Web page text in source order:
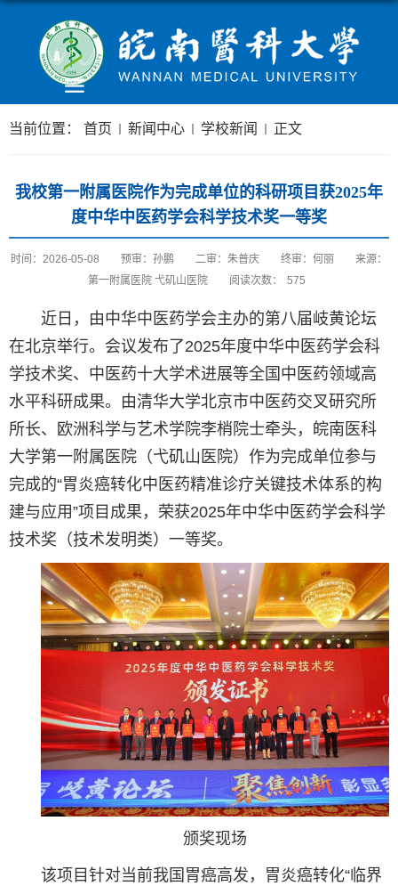
当前位置： 首页 新闻中心 学校新闻 正文
我校第一附属医院作为完成单位的科研项目获2025年
度中华中医药学会科学技术奖一等奖
时间：2026-05-08 预审：孙鹏 二审：朱普庆 终审：何丽
来源：
第一附属医院 弋矶山医院
阅读次数： 575
近日，由中华中医药学会主办的第八届岐黄论坛
在北京举行。会议发布了2025年度中华中医药学会科
学技术奖、中医药十大学术进展等全国中医药领域高
水平科研成果。由清华大学北京市中医药交叉研究所
所长、欧洲科学与艺术学院李梢院士牵头，皖南医科
大学第一附属医院（弋矶山医院）作为完成单位参与
完成的“胃炎癌转化中医药精准诊疗关键技术体系的构
建与应用”项目成果，荣获2025年中华中医药学会科学
技术奖（技术发明类）一等奖。
颁奖现场
该项目针对当前我国胃癌高发，胃炎癌转化“临界